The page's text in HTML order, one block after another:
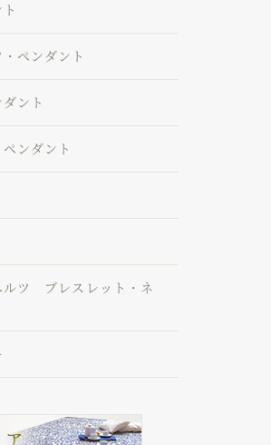
ペンダント
ント
ンダント
ルツ ブレスレット・ネ